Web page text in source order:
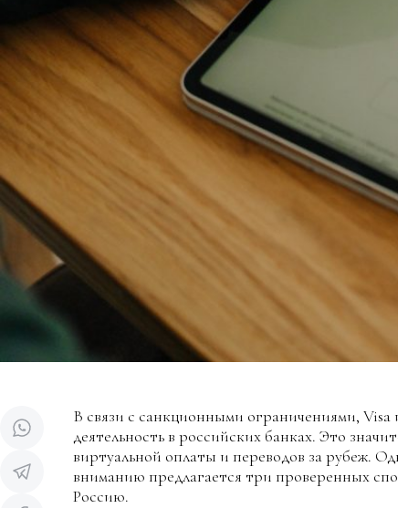
В связи с санкционными ограничениями,
деятельность в российских банках. Это
виртуальной оплаты и переводов за рубеж.
вниманию предлагается три проверенных
Россию.